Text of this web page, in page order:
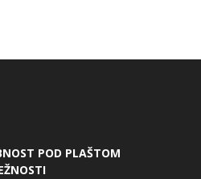
POD PLAŠTOM